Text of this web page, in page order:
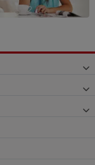
Statistik Cookies